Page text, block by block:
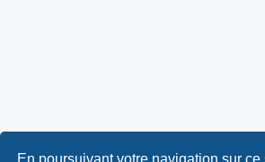
En poursuivant votre navigation sur ce